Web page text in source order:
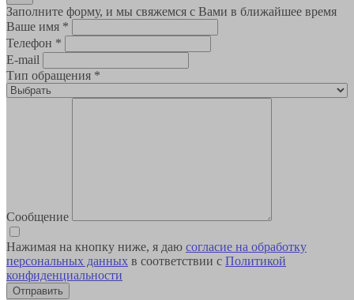
Заполните форму, и мы свяжемся с Вами в ближайшее время
Ваше имя *
Телефон *
E-mail
Тип обращения *
Сообщение
Нажимая на кнопку ниже, я даю согласие на обработку
персональных данных в соответствии с Политикой
конфиденциальности